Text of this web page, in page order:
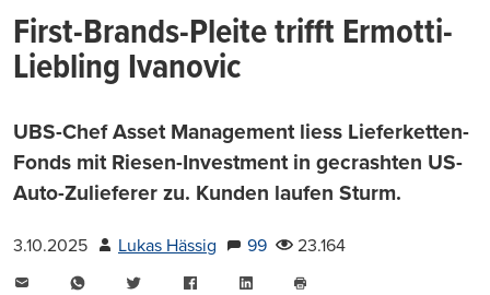
First-Brands-Pleite trifft Ermotti-
Liebling Ivanovic
UBS-Chef Asset Management liess Lieferketten-
Fonds mit Riesen-Investment in gecrashten US-
Auto-Zulieferer zu. Kunden laufen Sturm.
3.10.2025 Lukas Hässig 99
23.164
WhatsAppTwitter FacebookLinkedIn